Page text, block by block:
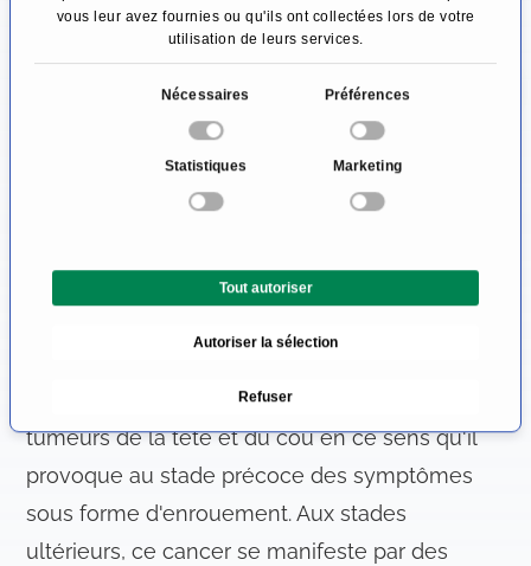
vous leur avez fournies ou qu'ils ont collectées lors de votre
utilisation de leurs services.
o
e
Nécessaires Préférences
Statistiques Marketing
Tout autoriser
Autoriser la sélection
Refuser
premier symptôme. Les patients le remarquent
généralement par hasard avec la langue. Des
douleurs, des saignements ou des
modifications de l'élocution peuvent
également survenir en raison de la masse.
remarquent aussi généralement par leur taille
croissante et peuvent alors provoquer des
troubles de la déglutition.
Le carcinome du larynx se distingue des autres
tumeurs de la tête et du cou en ce sens qu'il
provoque au stade précoce des symptômes
sous forme d'enrouement. Aux stades
ultérieurs, ce cancer se manifeste par des